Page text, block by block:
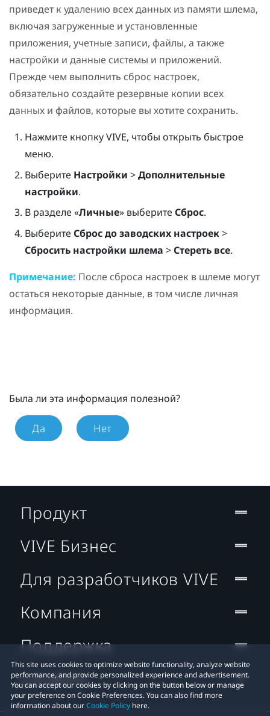
приведет к удалению всех данных из памяти шлема,
включая загруженные и установленные
приложения, учетные записи, файлы, а также
настройки и данные системы и приложений.
Прежде чем выполнить сброс настроек,
обязательно создайте резервные копии всех
данных и файлов, которые вы хотите сохранить.
Нажмите кнопкуVIVE, чтобы открыть быстрое
меню.
Выберите Настройки >Дополнительные
настройки.
В разделе «Личные» выберите Сброс.
Выберите Сброс до заводских настроек>
Сбросить настройки шлема >Стереть все.
Примечание: После сброса настроек в шлеме могут
остаться некоторые данные, в том числе личная
информация.
Была ли эта информация полезной?
Да Нет
This site uses cookies to optimize website functionality, analyze website
performance, and provide personalized experience and advertisement.
You can accept our cookies by clicking on the button below or manage
your preference on Cookie Preferences. You can also find more
information about ourCookie Policy here.
Продукт
VIVE Бизнес
Для разработчиков VIVE
Компания
Поддержка
Location